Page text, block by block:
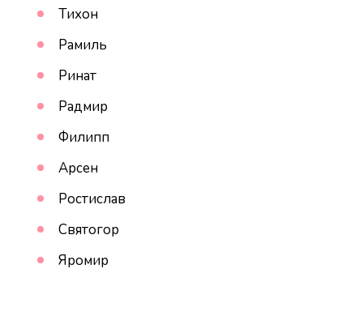
Тихон
Рамиль
Ринат
Радмир
Филипп
Арсен
Ростислав
Святогор
Яромир